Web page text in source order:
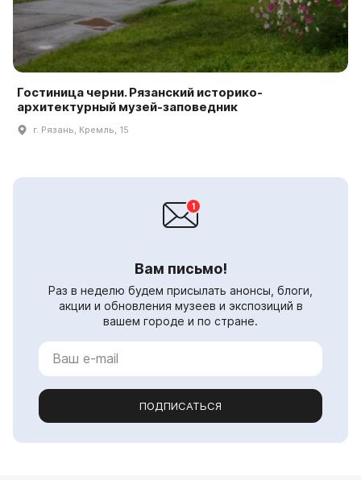
Гостиница черни. Рязанский историко-
архитектурный музей-заповедник
г. Рязань, Кремль, 15
Вам письмо!
Раз в неделю будем присылать анонсы, блоги,
акции и обновления музеев и экспозиций в
вашем городе и по стране.
ПОДПИСАТЬСЯ